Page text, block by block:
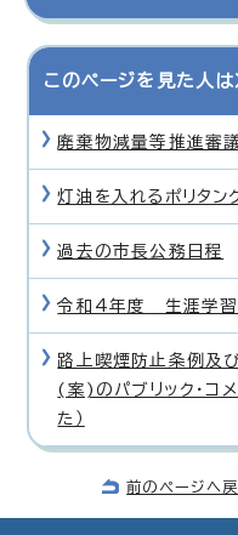
このページを見た人
廃棄物減量等推進審
灯油を入れるポリタン
過去の市長公務日程
令和4年度 生涯学習
路上喫煙防止条例及
(案)のパブリック・コ
た）
前のページへ戻